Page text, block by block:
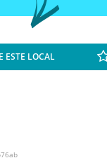
ESTE LOCAL